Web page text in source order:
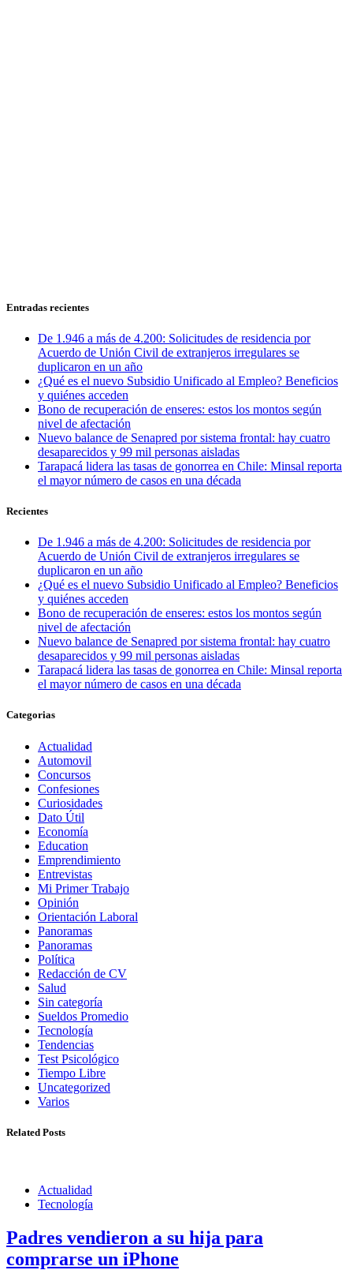
Entradas recientes
De 1.946 a más de 4.200: Solicitudes de residencia por
Acuerdo de Unión Civil de extranjeros irregulares se
duplicaron en un año
¿Qué es el nuevo Subsidio Unificado al Empleo? Beneficios
y quiénes acceden
Bono de recuperación de enseres: estos los montos según
nivel de afectación
Nuevo balance de Senapred por sistema frontal: hay cuatro
desaparecidos y 99 mil personas aisladas
Tarapacá lidera las tasas de gonorrea en Chile: Minsal reporta
el mayor número de casos en una década
Recientes
De 1.946 a más de 4.200: Solicitudes de residencia por
Acuerdo de Unión Civil de extranjeros irregulares se
duplicaron en un año
¿Qué es el nuevo Subsidio Unificado al Empleo? Beneficios
y quiénes acceden
Bono de recuperación de enseres: estos los montos según
nivel de afectación
Nuevo balance de Senapred por sistema frontal: hay cuatro
desaparecidos y 99 mil personas aisladas
Tarapacá lidera las tasas de gonorrea en Chile: Minsal reporta
el mayor número de casos en una década
Categorias
Actualidad
Automovil
Concursos
Confesiones
Curiosidades
Dato Útil
Economía
Education
Emprendimiento
Entrevistas
Mi Primer Trabajo
Opinión
Orientación Laboral
Panoramas
Panoramas
Política
Redacción de CV
Salud
Sin categoría
Sueldos Promedio
Tecnología
Tendencias
Test Psicológico
Tiempo Libre
Uncategorized
Varios
Related Posts
Actualidad
Tecnología
Padres vendieron a su hija para
comprarse un iPhone